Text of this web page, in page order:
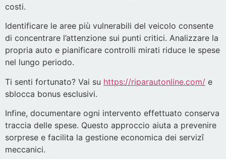
costi.
Identificare le aree più vulnerabili del veicolo consente
di concentrare l’attenzione sui punti critici. Analizzare la
propria auto e pianificare controlli mirati riduce le spese
nel lungo periodo.
Ti senti fortunato? Vai su https://riparautonline.com/ e
sblocca bonus esclusivi.
Infine, documentare ogni intervento effettuato conserva
traccia delle spese. Questo approccio aiuta a prevenire
sorprese e facilita la gestione economica dei servizî
meccanici.